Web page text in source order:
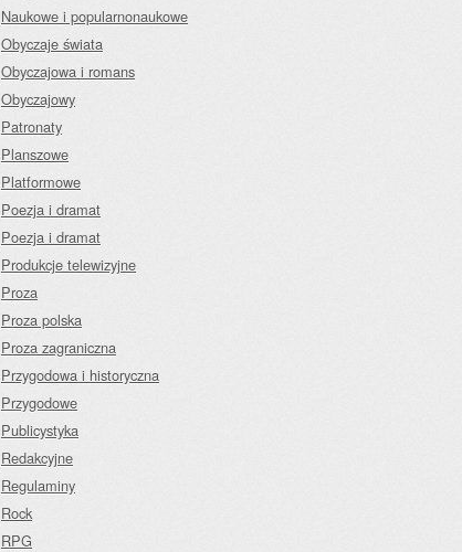
Naukowe i popularnonaukowe
Obyczaje świata
Obyczajowa i romans
Obyczajowy
Patronaty
Planszowe
Platformowe
Poezja i dramat
Poezja i dramat
Produkcje telewizyjne
Proza
Proza polska
Proza zagraniczna
Przygodowa i historyczna
Przygodowe
Publicystyka
Redakcyjne
Regulaminy
Rock
RPG